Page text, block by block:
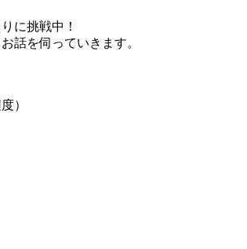
に挑戦中！
話を伺っていきます。
）